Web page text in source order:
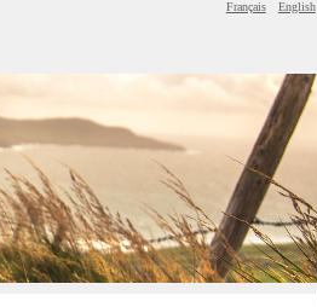
Français English